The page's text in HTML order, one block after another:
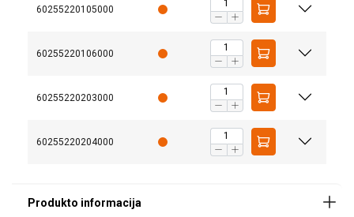
60255220105000
60255220106000
60255220203000
60255220204000